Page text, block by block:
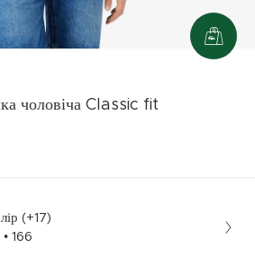
чоловіча Classic fit
(+17)
Темно-синій • 166